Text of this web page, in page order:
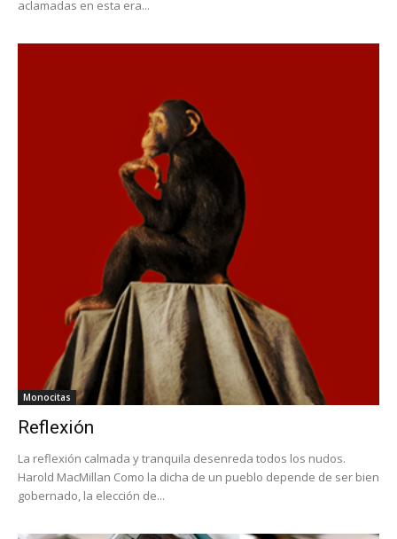
aclamadas en esta era...
Monocitas
Reflexión
La reflexión calmada y tranquila desenreda todos los nudos.
Harold MacMillan Como la dicha de un pueblo depende de ser bien
gobernado, la elección de...